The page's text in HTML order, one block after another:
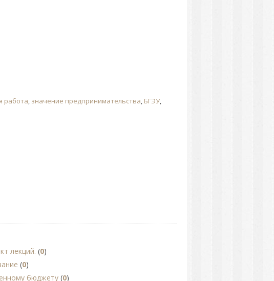
работа, значение предпринимательства, БГЭУ,
лекций. (0)
(0)
бюджету (0)